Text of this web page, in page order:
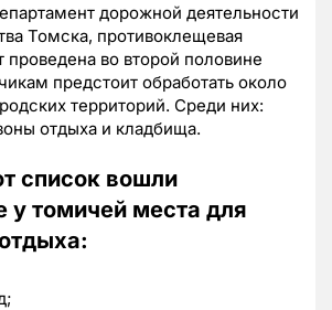
дорожной деятельности
Томска, противоклещевая
проведена во второй половине
предстоит обработать около
территорий. Среди них:
отдыха и кладбища.
список вошли
у томичей места для